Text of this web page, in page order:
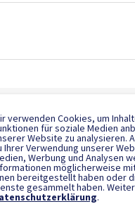
Steinrücken GmbH &
Bruchhausen - Deutschland
steinruecken.de
979140
verwenden Cookies, um
für soziale Medien
Website zu analysieren.
Ihrer Verwendung unserer
Werbung und Analysen
möglicherweise
bereitgestellt haben oder
gesammelt haben.
.